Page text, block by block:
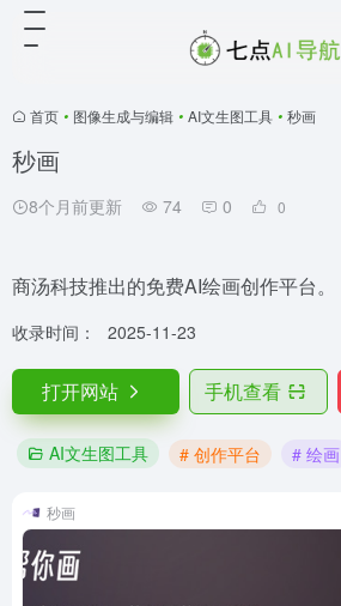
首页 • 图像生成与编辑 • AI文生图工具 • 秒画
秒画
8个月前更新 74 0 0
商汤科技推出的免费AI绘画创作平台。
收录时间： 2025-11-23
打开网站 手机查看
AI文生图工具 # 创作平台 # 绘画
秒画